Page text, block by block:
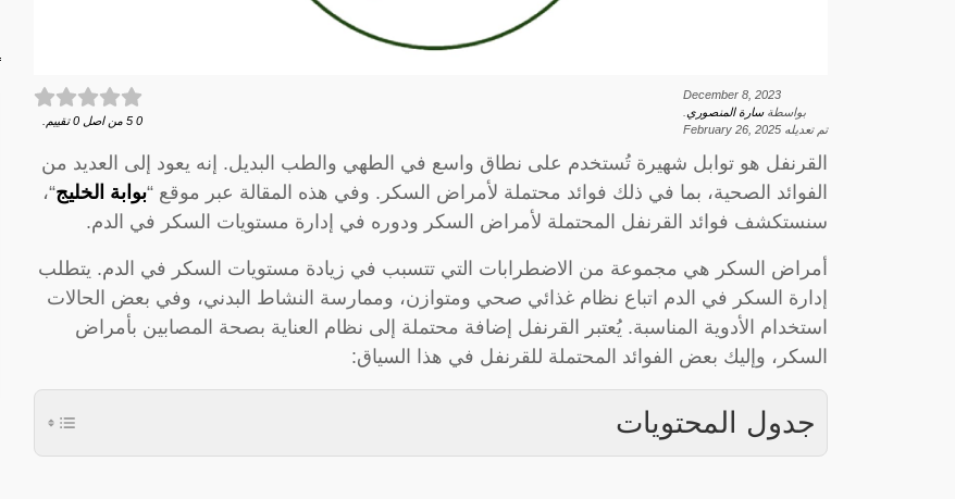
December 8, 2023
بواسطةسارة المنصوري
تم تعديله February 26, 2025
0
5 من اصل 0 تقييم.
القرنفل هو توابل شهيرة تُستخدم على نطاق واسع في الطهي والطب البديل. إنه يعود إلى العديد من
الفوائد الصحية، بما في ذلك فوائد محتملة لأمراض السكر. وفي هذه المقالة عبر موقع “بوابة الخليج“،
سنستكشف فوائد القرنفل المحتملة لأمراض السكر ودوره في إدارة مستويات السكر في الدم.
أمراض السكر هي مجموعة من الاضطرابات التي تتسبب في زيادة مستويات السكر في الدم. يتطلب
إدارة السكر في الدم اتباع نظام غذائي صحي ومتوازن، وممارسة النشاط البدني، وفي بعض الحالات
استخدام الأدوية المناسبة. يُعتبر القرنفل إضافة محتملة إلى نظام العناية بصحة المصابين بأمراض
السكر، وإليك بعض الفوائد المحتملة للقرنفل في هذا السياق:
جدول المحتويات